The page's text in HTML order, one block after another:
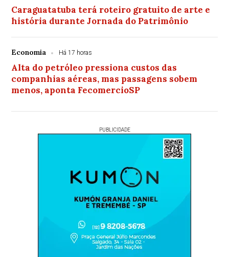
Caraguatatuba terá roteiro gratuito de arte e
história durante Jornada do Patrimônio
Economia Há 17 horas
Alta do petróleo pressiona custos das
companhias aéreas, mas passagens sobem
menos, aponta FecomercioSP
PUBLICIDADE